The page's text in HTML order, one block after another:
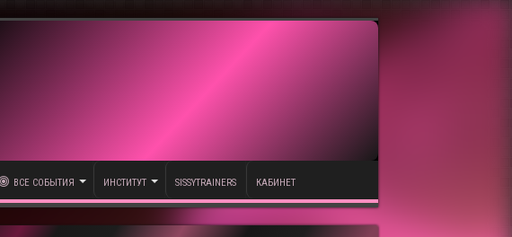
ВСЕ СОБЫТИЯ ИНСТИТУТ SISSYTRAINERS КАБИНЕТ